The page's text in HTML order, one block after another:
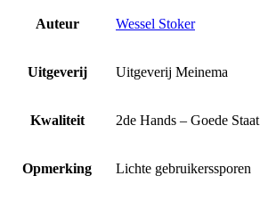
Auteur Wessel Stoker
Uitgeverij Uitgeverij Meinema
Kwaliteit 2de Hands – Goede Staat
Opmerking Lichte gebruikerssporen